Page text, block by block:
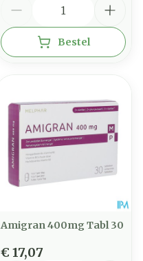
Bestel
Amigran 400mg Tabl 30
€ 17,07